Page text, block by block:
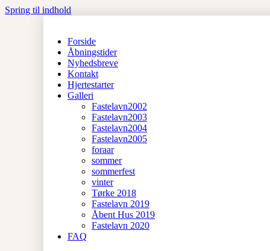
Spring til indhold
Forside
Åbningstider
Nyhedsbreve
Kontakt
Hjertestarter
Galleri
Fastelavn2002
Fastelavn2003
Fastelavn2004
Fastelavn2005
foraar
sommer
sommerfest
vinter
Tørke 2018
Fastelavn 2019
Åbent Hus 2019
Fastelavn 2020
FAQ